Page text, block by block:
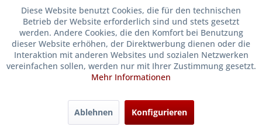
Diese Website benutzt Cookies, die für den technischen
Betrieb der Website erforderlich sind und stets gesetzt
werden. Andere Cookies, die den Komfort bei Benutzung
dieser Website erhöhen, der Direktwerbung dienen oder die
Interaktion mit anderen Websites und sozialen Netzwerken
vereinfachen sollen, werden nur mit Ihrer Zustimmung gesetzt.
Mehr Informationen
Ablehnen Konfigurieren